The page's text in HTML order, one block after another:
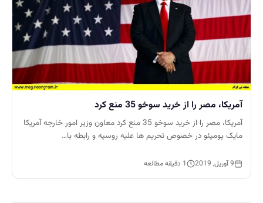
آمريکا، مصر را از خريد سوخو 35 منع کرد
آمريکا، مصر را از خريد سوخو 35 منع کرد معاون وزیر امور خارجه آمریکا
مایک پومپئو در خصوص تحريم ها عليه روسيه و رابطه با…
9 آوریل, 2019 1 دقیقه مطالعه